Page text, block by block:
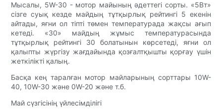
Мысалы, 5W-30 - мотор майының әдеттегі сорты. «5Вт»
сізге суық кезде майдың тұтқырлық рейтингі 5 екенін
айтады, яғни ол тіпті төмен температурада жақсы ағып
кетеді. «30» майдың жұмыс температурасында
тұтқырлық рейтингі 30 болатынын көрсетеді, яғни ол
қалыпты жүргізу жағдайында қозғалтқышты қорғау үшін
жеткілікті қалың.
Басқа кең таралған мотор майларының сорттары 10W-
40, 10W-30 және 0W-20 және т.б.
Май сүзгісінің үйлесімділігі